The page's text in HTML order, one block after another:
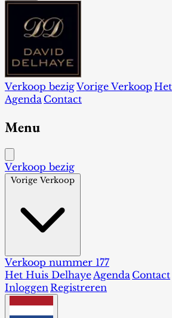
Verkoop bezigVorige Verkoop
Agenda Contact
Menu
Verkoop bezig
Vorige Verkoop
Verkoop nummer 177
Het Huis DelhayeAgenda Contact
InloggenRegistreren